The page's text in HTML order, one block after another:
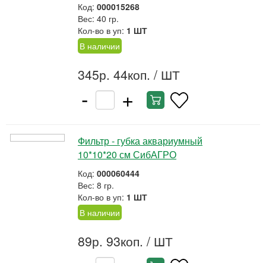
Код: 000015268
Вес: 40 гр.
Кол-во в уп: 1 ШТ
В наличии
345р. 44коп. / ШТ
- +
Фильтр - губка аквариумный
10*10*20 см СибАГРО
Код: 000060444
Вес: 8 гр.
Кол-во в уп: 1 ШТ
В наличии
89р. 93коп. / ШТ